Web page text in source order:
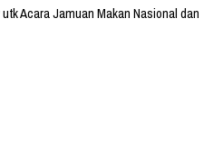
Acara Jamuan Makan Nasional dan